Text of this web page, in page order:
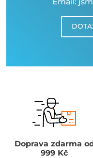
Doprava zdarma
999 Kč